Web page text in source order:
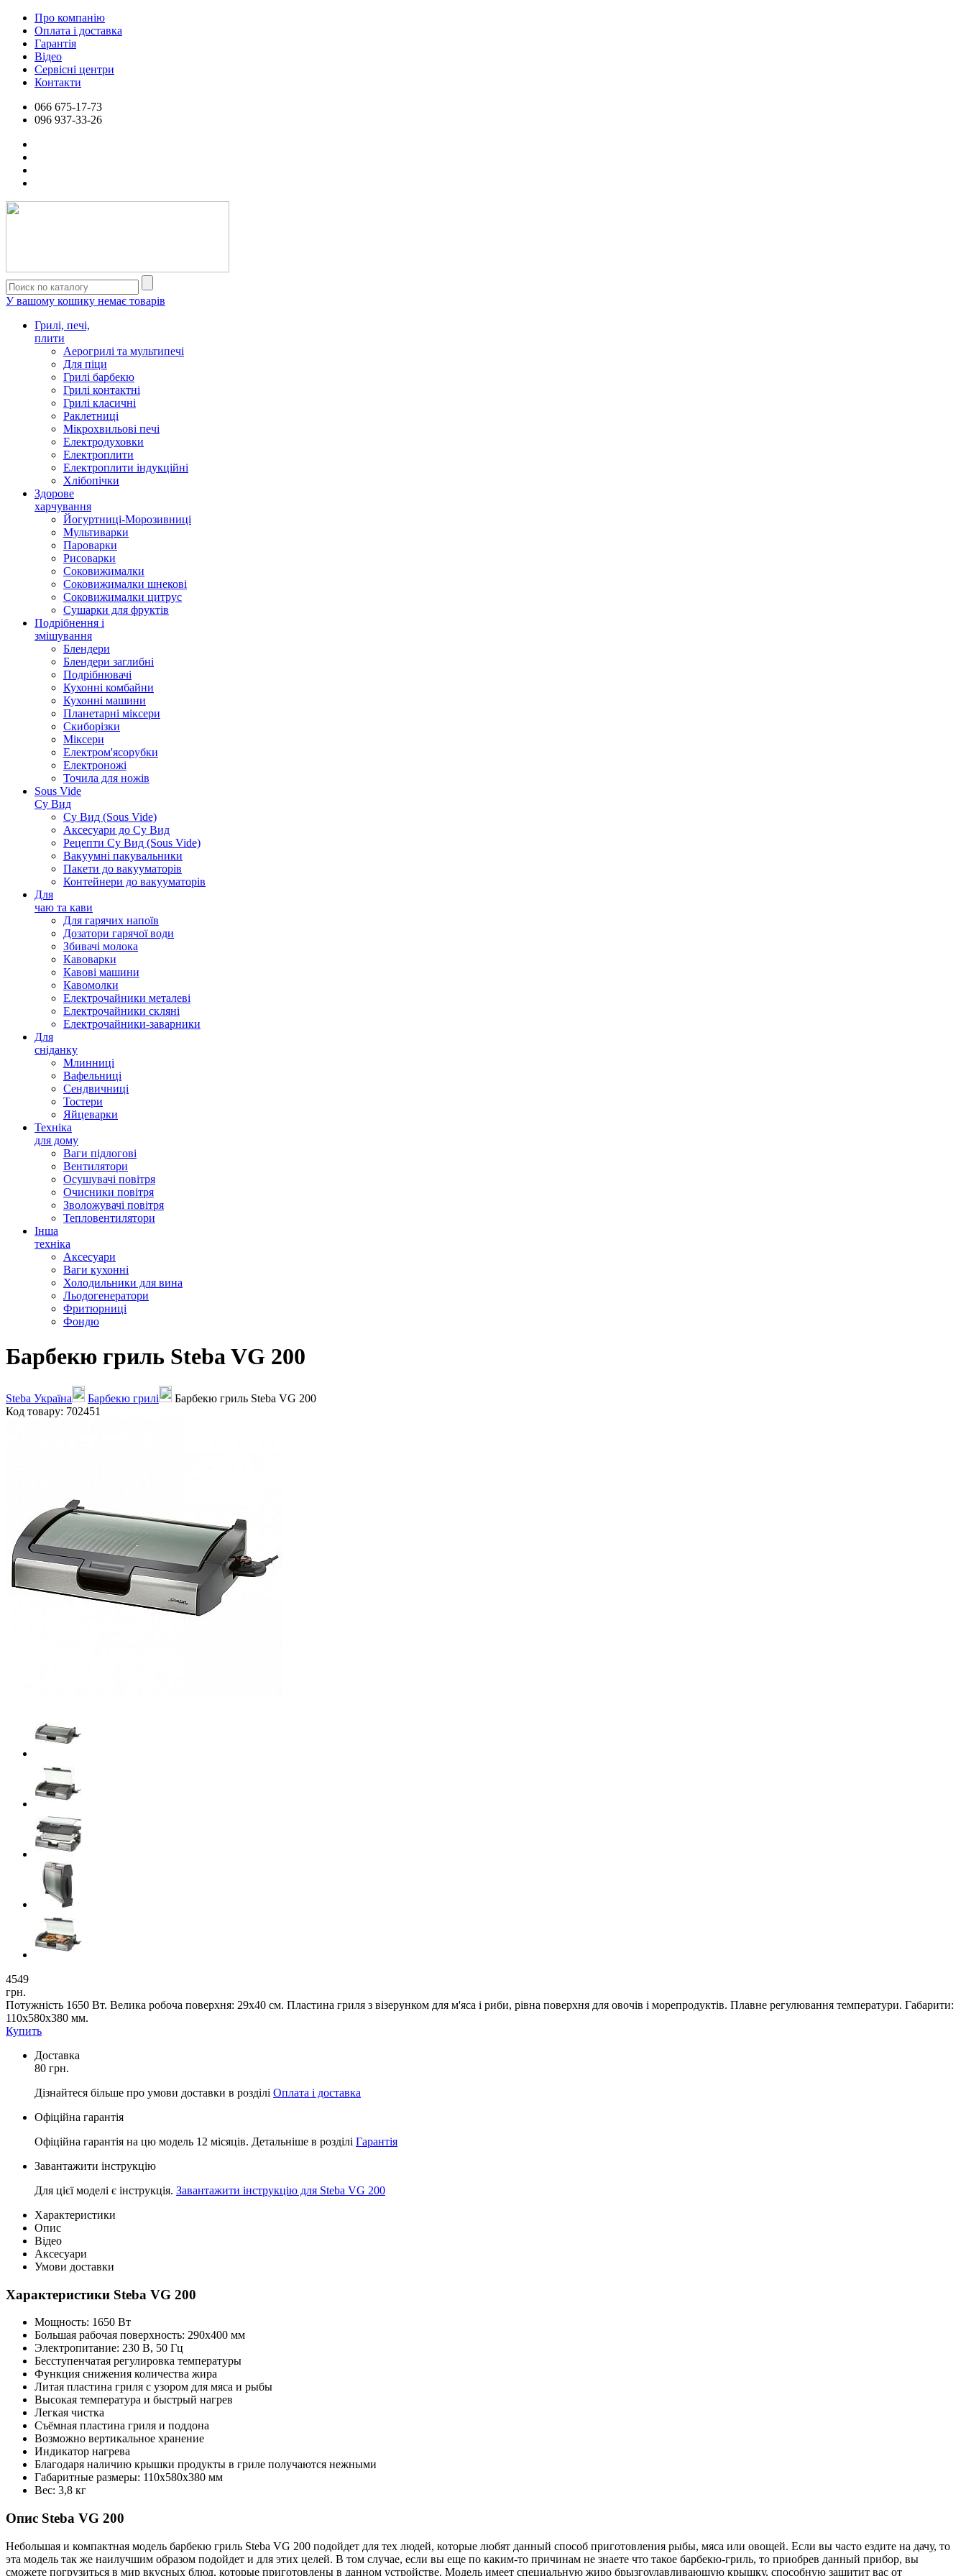
Про компанію
Оплата і доставка
Гарантія
Відео
Сервісні центри
Контакти
066 675-17-73
096 937-33-26
У вашому кошику немає товарів
Грилі, печі,
плити
Аерогрилі та мультипечі
Для піци
Грилі барбекю
Грилі контактні
Грилі класичні
Раклетниці
Мікрохвильові печі
Електродуховки
Електроплити
Електроплити індукційні
Хлібопічки
Здорове
харчування
Йогуртниці-Морозивниці
Мультиварки
Пароварки
Рисоварки
Соковижималки
Соковижималки шнекові
Соковижималки цитрус
Сушарки для фруктів
Подрібнення і
змішування
Блендери
Блендери заглибні
Подрібнювачі
Кухонні комбайни
Кухонні машини
Планетарні міксери
Скиборізки
Міксери
Електром'ясорубки
Електроножі
Точила для ножів
Sous Vide
Су Вид
Су Вид (Sous Vide)
Аксесуари до Су Вид
Рецепти Су Вид (Sous Vide)
Вакуумні пакувальники
Пакети до вакууматорів
Контейнери до вакууматорів
Для
чаю та кави
Для гарячих напоїв
Дозатори гарячої води
Збивачі молока
Кавоварки
Кавові машини
Кавомолки
Електрочайники металеві
Електрочайники скляні
Електрочайники-заварники
Для
сніданку
Млинниці
Вафельниці
Сендвичниці
Тостери
Яйцеварки
Техніка
для дому
Ваги підлогові
Вентилятори
Осушувачі повітря
Очисники повітря
Зволожувачі повітря
Тепловентилятори
Інша
техніка
Аксесуари
Ваги кухонні
Холодильники для вина
Льодогенератори
Фритюрниці
Фондю
Барбекю гриль Steba VG 200
Steba Україна Барбекю грилі
Барбекю гриль Steba VG 200
Код товару: 702451
4549
грн.
Потужність 1650 Вт. Велика робоча поверхня: 29x40 см. Пластина гриля з візерунком для м'яса і риби, рівна поверхня для овочів і морепродуктів. Плавне регулювання температури. Габарити:
110x580x380 мм.
Купить
Доставка
80 грн.
Дізнайтеся більше про умови доставки в розділі Оплата і доставка
Офіційна гарантія
Офіційна гарантія на цю модель 12 місяців. Детальніше в розділі Гарантія
Завантажити інструкцію
Для цієї моделі є інструкція. Завантажити інструкцію для Steba VG 200
Характеристики
Опис
Відео
Аксесуари
Умови доставки
Характеристики Steba VG 200
Мощность: 1650 Вт
Большая рабочая поверхность: 290x400 мм
Электропитание: 230 В, 50 Гц
Бесступенчатая регулировка температуры
Функция снижения количества жира
Литая пластина гриля с узором для мяса и рыбы
Высокая температура и быстрый нагрев
Легкая чистка
Съёмная пластина гриля и поддона
Возможно вертикальное хранение
Индикатор нагрева
Благодаря наличию крышки продукты в гриле получаются нежными
Габаритные размеры: 110x580x380 мм
Вес: 3,8 кг
Опис Steba VG 200
Небольшая и компактная модель барбекю гриль Steba VG 200 подойдет для тех людей, которые любят данный способ приготовления рыбы, мяса или овощей. Если вы часто ездите на дачу, то
эта модель так же наилучшим образом подойдет и для этих целей. В том случае, если вы еще по каким-то причинам не знаете что такое барбекю-гриль, то приобрев данный прибор, вы
сможете погрузиться в мир вкусных блюд, которые приготовлены в данном устройстве. Модель имеет специальную жиро брызгоулавливающую крышку, способную защитит вас от